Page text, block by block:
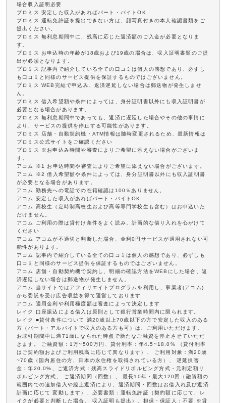
場合収入証明必要
プロミス 安定した収入があればパート・バイトOK
プロミス 運転免許証を提出できない方は、顔写真付きの本人確認書類をご
提出ください。
プロミス 無利息期間中に、残高に応じた返済額のご入金が必要となりま
す。
プロミス お申込時の年齢が18歳および19歳の場合は、収入証明書類のご提
出が必須となります。
プロミス 記事内で紹介している全ての口コミは個人の感想であり、必ずし
も口コミと同様のサービス提供を保証するものではございません。
プロミス WEB完結で申込み、返済遅延しない場合は郵送物が発生しませ
ん。
プロミス 借入希望額や条件によっては、身分証明書以外にも収入証明書が
必要となる場合があります。
プロミス 無利息期間中であっても、返済に遅延した場合やその他の事情に
より、サービスの提供を停止する可能性があります。
プロミス 店舗・自動契約機・ATM情報は随時変更されるため、最新情報は
プロミス公式サイトをご確認ください
プロミス ※お申込み時間や審査によりご希望に添えない場合がございま
す。
アコム ※1 お申込時間や審査によりご希望に添えない場合がございます。
アコム ※2 借入希望額や条件によっては、身分証明書以外にも収入証明書
が必要となる場合があります。
アコム 勤務先への電話での在籍確認は100％ありません。
アコム 安定した収入があればパート・バイトOK
アコム 高校生（定時制高校生および高等専門学校生も含む）はお申込いた
だけません。
アコム ご利用の際は貸付け条件をよく読み、計画的な借り入れを心がけて
ください
アコム アコムが不適切と判断した場合、金利0円サービスが適用されない可
能性があります。
アコム 記事内で紹介している全ての口コミは個人の感想であり、必ずしも
口コミと同様のサービス提供を保証するものではございません。
アコム 店舗・自動契約機で契約し、明細の確認方法をWEBにした場合、返
済遅延しない場合は郵送物が発生しません。
アコム 当サイトではアフィリエイトプログラムを利用し、事業者(アコム)
から委託を受け広告収益を得て運営しております
アコム 適用金利や利用極度額は審査によって決定します
レイク 口座振込による借入は原則として銀行営業時間内に限られます。
レイク ■貸付条件について 満20歳以上70歳以下の方で安定した収入のある
方（パート・アルバイトで収入のある方も可）は、ご利用いただけます。
お取引期間中に満71歳になられた時点で新たなご融資を停止させていただ
きます。 ご融資額：1万~500万円、貸付利率：年4.5~18.0% （貸付利率
はご契約額およびご利用残高に応じて異なります）、 ご利用対象：満20歳
~70歳（国内居住の方、日本の永住権を取得されている方）、 遅延損害
金：年20.0%、ご返済方式：残高スライドリボルビング方式・元利定額リ
ボルビング方式、 ご返済期間（回数）、 最長10年・最大120回（融資額の
範囲内での追加借入や繰上返済により、返済期間・回数はお借入れ及び返済
計画に応じて 変動します）、必要書類：運転免許証（契約額に応じて、レ
イクが必要と判断した場合、 収入証明も提出）、担保・保証人：不要 ※貸